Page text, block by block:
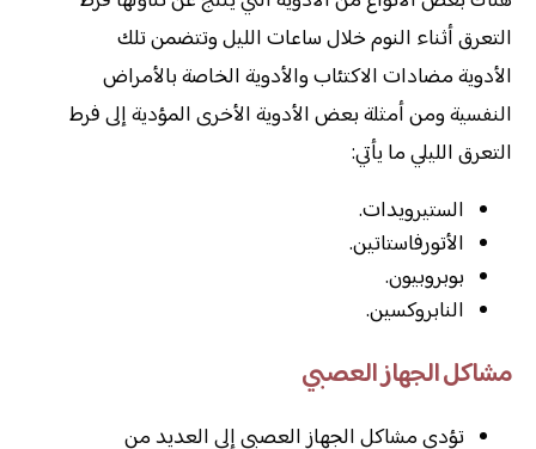
التعرق أثناء النوم خلال ساعات الليل وتتضمن تلك
الأدوية مضادات الاكتئاب والأدوية الخاصة بالأمراض
النفسية ومن أمثلة بعض الأدوية الأخرى المؤدية إلى فرط
التعرق الليلي ما يأتي:
الستيرويدات.
الأتورفاستاتين.
بوبروبيون.
النابروكسين.
مشاكل الجهاز العصبي
تؤدي مشاكل الجهاز العصبي إلى العديد من